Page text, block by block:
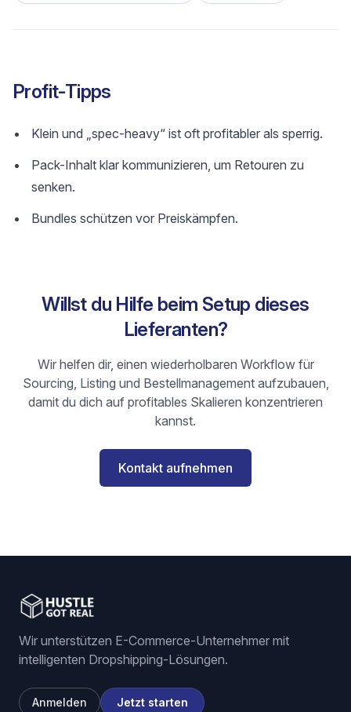
Profit-Tipps
Klein und „spec-heavy“ ist oft profitabler als sperrig.
Pack-Inhalt klar kommunizieren, um Retouren zu
senken.
Bundles schützen vor Preiskämpfen.
Willst du Hilfe beim Setup dieses
Lieferanten?
Wir helfen dir, einen wiederholbaren Workflow für
Sourcing, Listing und Bestellmanagement aufzubauen,
damit du dich auf profitables Skalieren konzentrieren
kannst.
Kontakt aufnehmen
Wir unterstützen E-Commerce-Unternehmer mit
intelligenten Dropshipping-Lösungen.
Anmelden Jetzt starten